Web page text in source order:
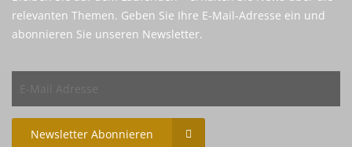
relevanten Themen. Geben Sie Ihre E-Mail-Adresse ein und
abonnieren Sie unseren Newsletter.
Newsletter Abonnieren